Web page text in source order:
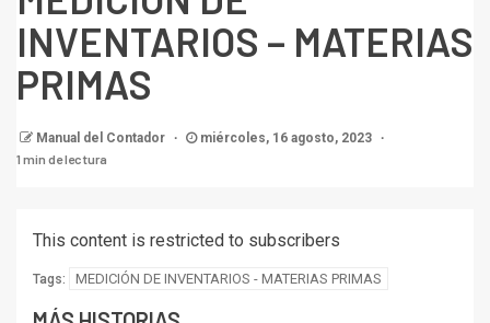
INVENTARIOS – MATERIAS
PRIMAS
Manual del Contador
miércoles, 16 agosto, 2023
1 min de lectura
This content is restricted to subscribers
Tags: MEDICIÓN DE INVENTARIOS - MATERIAS PRIMAS